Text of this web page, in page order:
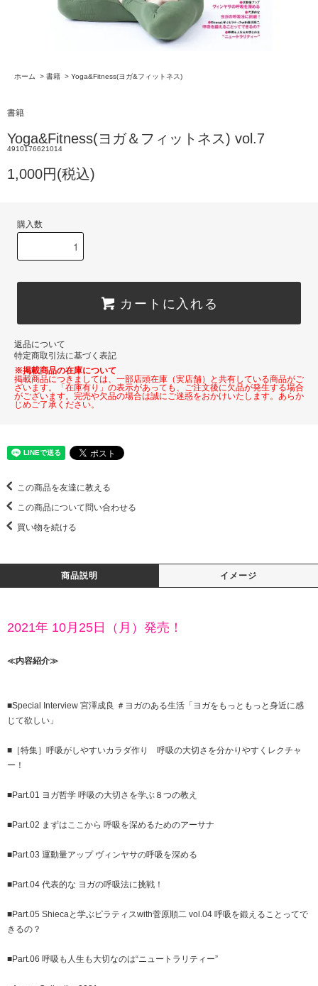
ホーム > 書籍 > Yoga&Fitness(ヨガ&フィットネス)
書籍
Yoga&Fitness(ヨガ＆フィットネス) vol.7
4910176621014
1,000円(税込)
購入数
カートに入れる
返品について
特定商取引法に基づく表記
※掲載商品の在庫について
掲載商品につきましては、一部店頭在庫（実店舗）と共有している商品がご
ざいます。「在庫有り」の表示があっても、ご注文後に欠品が発生する場合
がございます。完売や欠品の場合は誠にご迷惑をおかけいたします。あらか
じめご了承ください。
この商品を友達に教える
この商品について問い合わせる
買い物を続ける
商品説明 イメージ
2021年 10月25日（月）発売！
≪内容紹介≫
■Special Interview 宮澤成良 ＃ヨガのある生活「ヨガをもっともっと身近に感
じて欲しい」
■［特集］呼吸がしやすいカラダ作り 呼吸の大切さを分かりやすくレクチャ
ー！
■Part.01 ヨガ哲学 呼吸の大切さを学ぶ８つの教え
■Part.02 まずはここから 呼吸を深めるためのアーサナ
■Part.03 運動量アップ ヴィンヤサの呼吸を深める
■Part.04 代表的な ヨガの呼吸法に挑戦！
■Part.05 Shiecaと学ぶピラティスwith菅原順二 vol.04 呼吸を鍛えることってで
きるの？
■Part.06 呼吸も人生も大切なのは“ニュートラリティー”